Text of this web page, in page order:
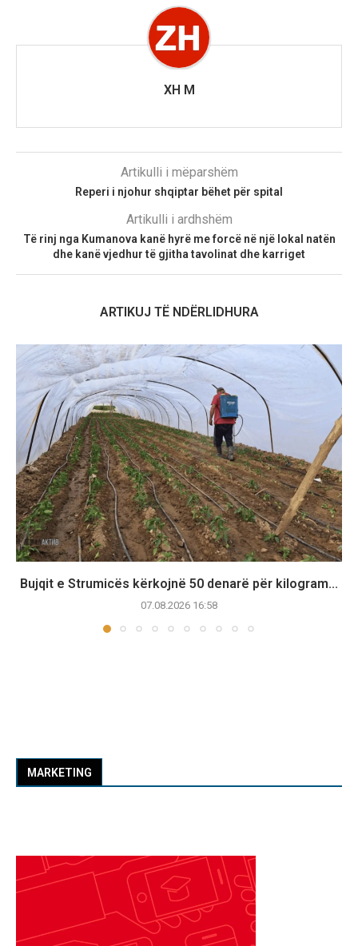
XH M
Artikulli i mëparshëm
Reperi i njohur shqiptar bëhet për spital
Artikulli i ardhshëm
Të rinj nga Kumanova kanë hyrë me forcë në një lokal natën
dhe kanë vjedhur të gjitha tavolinat dhe karriget
ARTIKUJ TË NDËRLIDHURA
Bujqit e Strumicës kërkojnë 50 denarë për kilogram...
07.08.2026 16:58
MARKETING